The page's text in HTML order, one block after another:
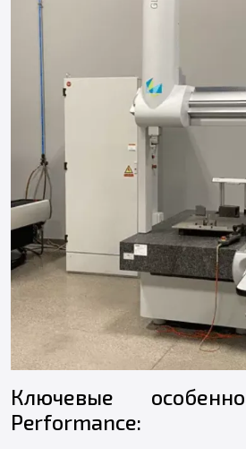
Ключевые
Performance: